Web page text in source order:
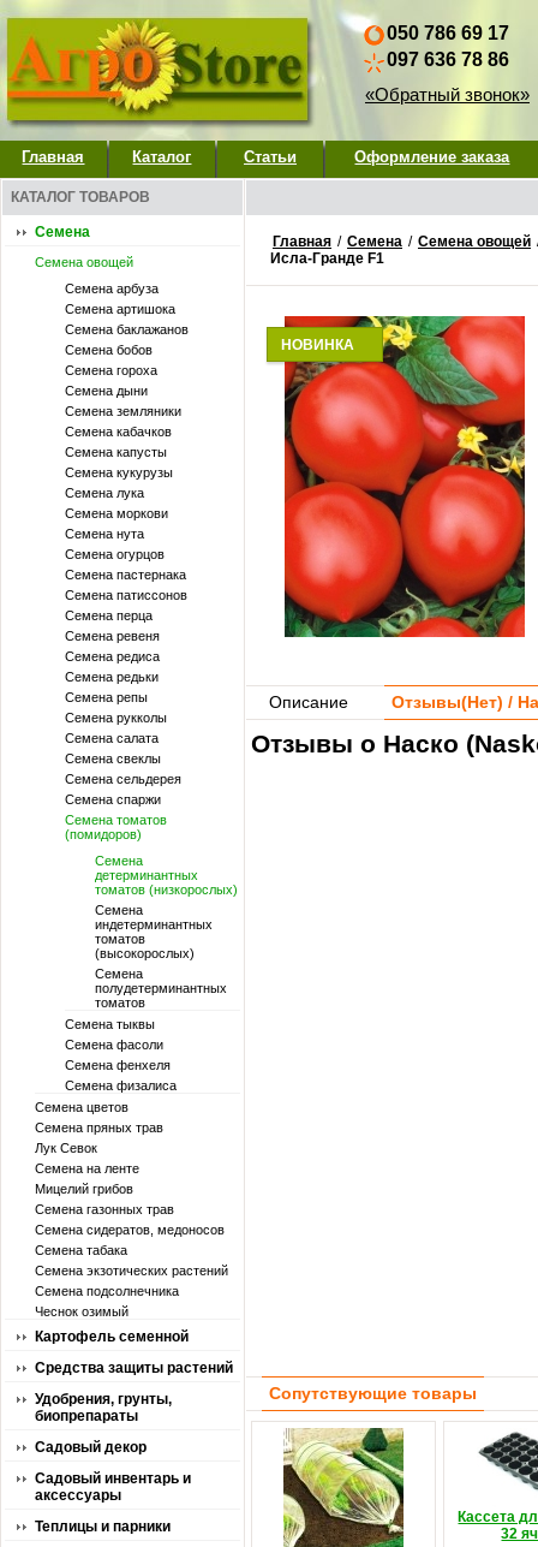
050 786 69 17
097 636 78 86
«Обратный звонок»
Главная Каталог Статьи Оформление заказа
КАТАЛОГ ТОВАРОВ
Семена
Семена овощей
Семена арбуза
Семена артишока
Семена баклажанов
Семена бобов
Семена гороха
Семена дыни
Семена земляники
Семена кабачков
Семена капусты
Семена кукурузы
Семена лука
Семена моркови
Семена нута
Семена огурцов
Семена пастернака
Семена патиссонов
Семена перца
Семена ревеня
Семена редиса
Семена редьки
Семена репы
Семена рукколы
Семена салата
Семена свеклы
Семена сельдерея
Семена спаржи
Семена томатов
(помидоров)
Семена
детерминантных
томатов (низкорослых)
Семена
индетерминантных
томатов
(высокорослых)
Семена
полудетерминантных
томатов
Семена тыквы
Семена фасоли
Семена фенхеля
Семена физалиса
Семена цветов
Семена пряных трав
Лук Севок
Семена на ленте
Мицелий грибов
Семена газонных трав
Семена сидератов, медоносов
Семена табака
Семена экзотических растений
Семена подсолнечника
Чеснок озимый
Картофель семенной
Средства защиты растений
Удобрения, грунты,
биопрепараты
Садовый декор
Садовый инвентарь и
аксессуары
Теплицы и парники
Главная / Семена / Семена овощей
Исла-Гранде F1
НОВИНКА
Описание Отзывы(Нет) /
Отзывы о Наско
Сопутствующие товары
Кассета
32